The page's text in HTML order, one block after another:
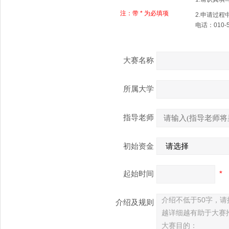
注：带 * 为必填项
2.申请过程
电话：010-
大赛名称
所属大学
指导老师
初始资金
起始时间 *
介绍及规则
介绍不低于50字，
越详细越有助于大赛
大赛目的：